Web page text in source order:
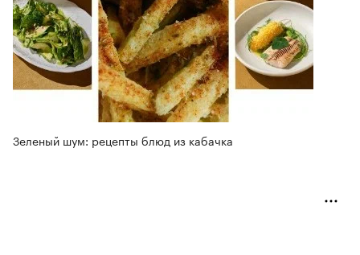
Зеленый шум: рецепты блюд из кабачка